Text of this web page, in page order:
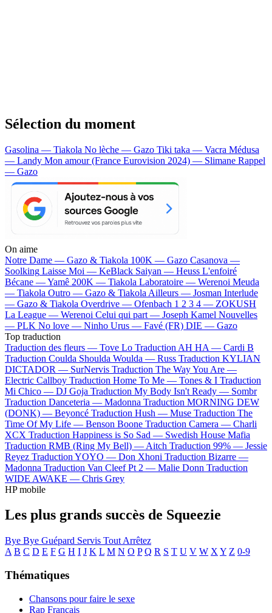
Sélection du moment
Gasolina — Tiakola No lèche — Gazo Tiki taka — Vacra Médusa
— Landy Mon amour (France Eurovision 2024) — Slimane Rappel
— Gazo
On aime
Notre Dame — Gazo & Tiakola 100K — Gazo Casanova —
Soolking Laisse Moi — KeBlack Saiyan — Heuss L'enfoiré
Bécane —Yamê 200K — Tiakola Laboratoire — Werenoi Meuda
— Tiakola Outro — Gazo & Tiakola Ailleurs — Josman Interlude
— Gazo & Tiakola Overdrive — Ofenbach 1 2 3 4 — ZOKUSH
La League — Werenoi Celui qui part — Joseph Kamel Nouvelles
— PLK No love — Ninho Urus — Favé (FR) DIE — Gazo
Top traduction
Traduction des fleurs — Tove Lo Traduction AH HA — Cardi B
Traduction Coulda Shoulda Woulda — Russ Traduction KYLIAN
DICTADOR — SurNervis Traduction The Way You Are —
Electric Callboy Traduction Home To Me — Tones & I Traduction
Mi Chico — DJ Goja Traduction My Body Isn't Ready — Sombr
Traduction Danceteria — Madonna Traduction MORNING DEW
(DONK) — Beyoncé Traduction Hush — Muse Traduction The
Time Of My Life — Benson Boone Traduction Camera — Charli
XCX Traduction Happiness is So Sad — Swedish House Mafia
Traduction RMB (Ring My Bell) — Aitch Traduction 99% — Jessie
Reyez Traduction YOYO — Don Xhoni Traduction Bizarre —
Madonna Traduction Van Cleef Pt 2 — Malie Donn Traduction
WIDE AWAKE — Chris Grey
HP mobile
Les plus grands succès de Squeezie
Bye Bye Guépard Servis Tout Arrêtez
A B C D E F G H I J K L M N O P Q R S T U V W X Y Z 0-9
Thématiques
Chansons pour faire le sexe
Rap Français